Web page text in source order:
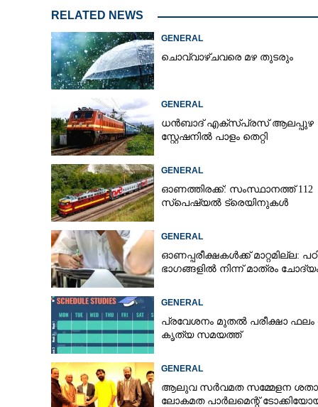
RELATED NEWS
GENERAL
ചൊവ്വാഴ്ചവരെ മഴ തുടരും
GENERAL
ധൻബാദ്‌ എക്‌സ്‌പ്രസ്‌ ആലപ്പുഴ
സ്റ്റേഷനിൽ പാളം തെറ്റി
GENERAL
ഓണത്തിരക്ക്: സംസ്ഥാനത്ത് 112
സ്പെഷ്യൽ ട്രെയിനുകൾ
GENERAL
ഓണപ്പരീക്ഷകൾക്ക് മാറ്റമില്ല:
ഭാഗങ്ങളിൽ നിന്ന് മാത്രം
GENERAL
പ്രവേശനം മുതൽ പരീക്ഷാ ഫലം
കൃത്യ സമയത്ത്
GENERAL
ആലുവ സർവമത സമ്മേളന
ലോകമത പാർലമെന്റ്
സർക്കാർ
നീട്ടൽ